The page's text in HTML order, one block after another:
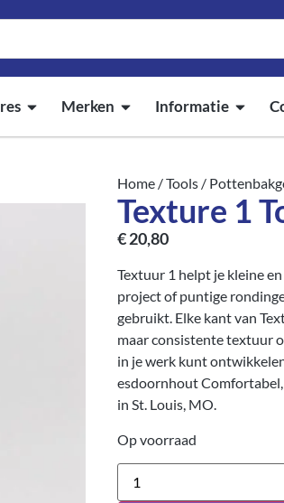
Merken Informatie
Home /Tools /
Texture 1
€20,80
Textuur 1 helpt je kleine
project of puntige
gebruikt. Elke kant van
maar consistente textuur
in je werk kunt
esdoornhout
in St. Louis, MO.
Op voorraad